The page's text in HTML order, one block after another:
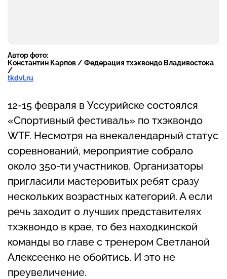
Автор фото:
Константин Карпов / Федерация тхэквондо Владивостока
/
tkdvl.ru
12-15 февраля в Уссурийске состоялся
«Спортивный фестиваль» по тхэквондо
WTF. Несмотря на внекалендарный статус
соревнований, мероприятие собрало
около 350-ти участников. Организаторы
пригласили мастеровитых ребят сразу
нескольких возрастных категорий. А если
речь заходит о лучших представителях
тхэквондо в крае, то без находкинской
команды во главе с тренером Светланой
Алексеенко не обойтись. И это не
преувеличение.